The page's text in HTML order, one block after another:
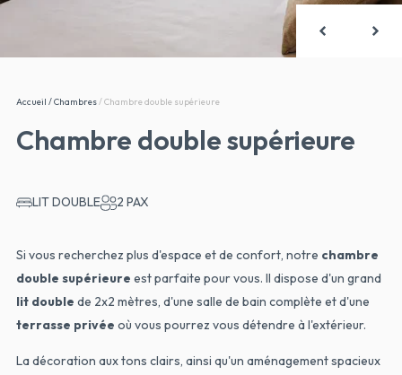
Accueil /Chambres/Chambre double supérieure
Chambre double supérieure
LIT DOUBLE 2 PAX
Si vous recherchez plus d'espace et de confort, notre chambre
double supérieure est parfaite pour vous. Il dispose d'un grand
lit double de 2x2 mètres, d'une salle de bain complète et d'une
terrasse privée où vous pourrez vous détendre à l'extérieur.
La décoration aux tons clairs, ainsi qu'un aménagement spacieux